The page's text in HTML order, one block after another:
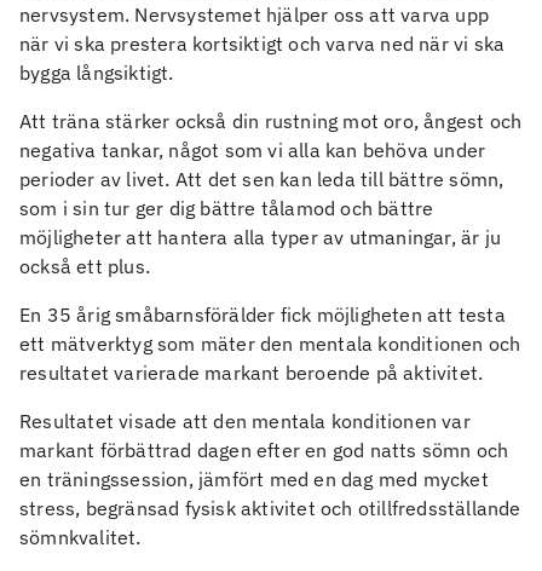
nervsystem. Nervsystemet hjälper oss att varva upp
när vi ska prestera kortsiktigt och varva ned när vi ska
bygga långsiktigt.
Att träna stärker också din rustning mot oro, ångest och
negativa tankar, något som vi alla kan behöva under
perioder av livet. Att det sen kan leda till bättre sömn,
som i sin tur ger dig bättre tålamod och bättre
möjligheter att hantera alla typer av utmaningar, är ju
också ett plus.
En 35 årig småbarnsförälder fick möjligheten att testa
ett mätverktyg som mäter den mentala konditionen och
resultatet varierade markant beroende på aktivitet.
Resultatet visade att den mentala konditionen var
markant förbättrad dagen efter en god natts sömn och
en träningssession, jämfört med en dag med mycket
stress, begränsad fysisk aktivitet och otillfredsställande
sömnkvalitet.